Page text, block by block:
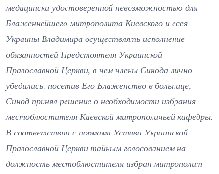
медицински удостоверенной невозможностью для
Блаженнейшего митрополита Киевского и всея
Украины Владимира осуществлять исполнение
обязанностей Предстоятеля Украинской
Православной Церкви, в чем члены Синода лично
убедились, посетив Его Блаженство в больнице,
Синод принял решение о необходимости избрания
местоблюстителя Киевской митрополичьей кафедры.
В соответствии с нормами Устава Украинской
Православной Церкви тайным голосованием на
должность местоблюстителя избран митрополит